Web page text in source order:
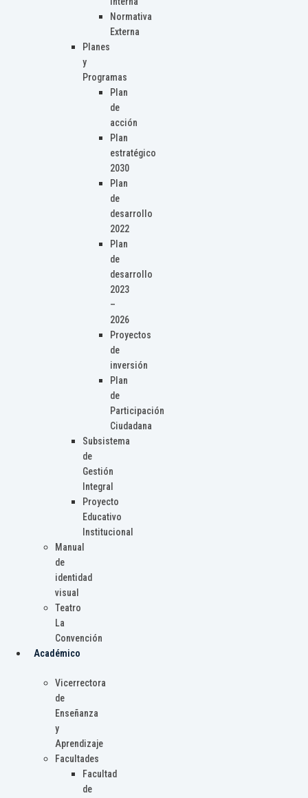
Normativa
Externa
Planes
y
Programas
Plan
de
acción
Plan
estratégico
2030
Plan
de
desarrollo
2022
Plan
de
desarrollo
2023
–
2026
Proyectos
de
inversión
Plan
de
Participación
Ciudadana
Subsistema
de
Gestión
Integral
Proyecto
Educativo
Institucional
Manual
de
identidad
visual
Teatro
La
Convención
Académico
Vicerrectora
de
Enseñanza
y
Aprendizaje
Facultades
Facultad
de